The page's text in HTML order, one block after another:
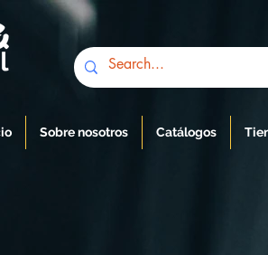
Sobre nosotros Catálogos